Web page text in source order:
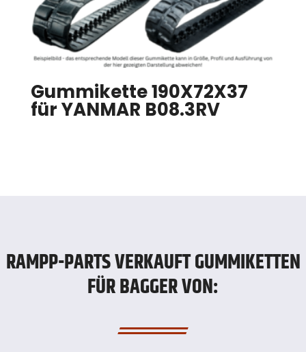
Gummikette 190X72X37
für YANMAR B08.3RV
RAMPP-PARTS VERKAUFT GUMMIKETTEN
FÜR BAGGER VON: